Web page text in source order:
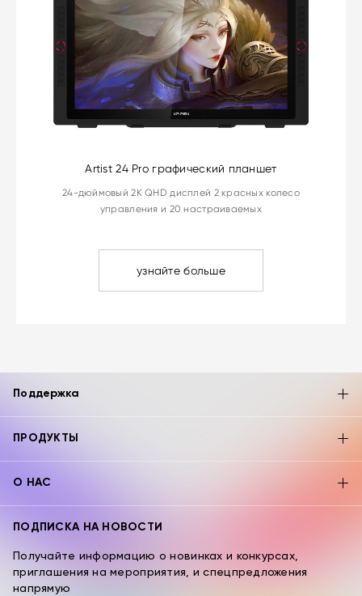
Artist 24 Pro графический планшет
24-дюймовый 2K QHD дисплей 2 красных колесо
управления и 20 настраиваемых
узнайте больше
Поддержка
ПРОДУКТЫ
О НАС
ПОДПИСКА НА НОВОСТИ
Получайте информацию о новинках и конкурсах,
приглашения на мероприятия, и спецпредложения
напрямую